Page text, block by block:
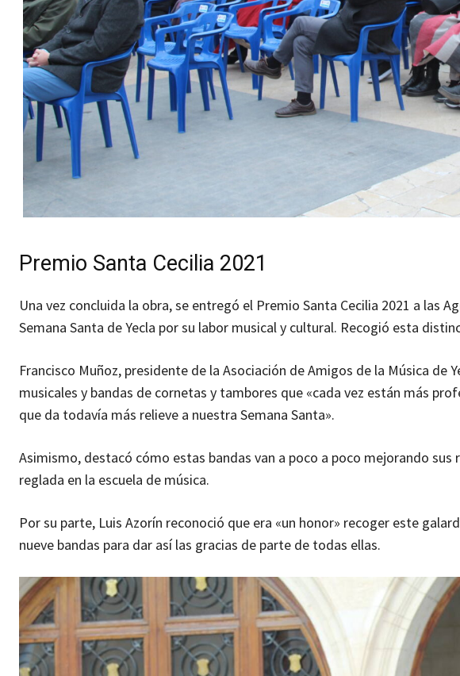
Premio Santa Cecilia 2021
Una vez concluida la obra, se entregó el Premio Santa Cecilia 2021 a las
Semana Santa de Yecla por su labor musical y cultural. Recogió esta
Francisco Muñoz, presidente de la Asociación de Amigos de la Música de
musicales y bandas de cornetas y tambores que «cada vez están más
que da todavía más relieve a nuestra Semana Santa».
Asimismo, destacó cómo estas bandas van a poco a poco mejorando
reglada en la escuela de música.
Por su parte, Luis Azorín reconoció que era «un honor» recoger este
nueve bandas para dar así las gracias de parte de todas ellas.